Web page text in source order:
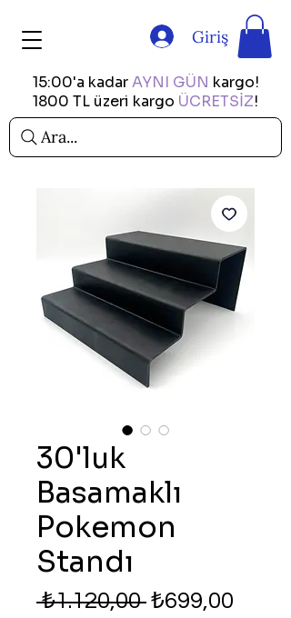
1800 TL üzeri kargo ÜCRETSİZ!
15:00'a kadar AYNI GÜN kargo!
Ara...
Giriş
30'luk
Basamaklı
Pokemon
Standı
₺1.120,00 Normal
₺699,00